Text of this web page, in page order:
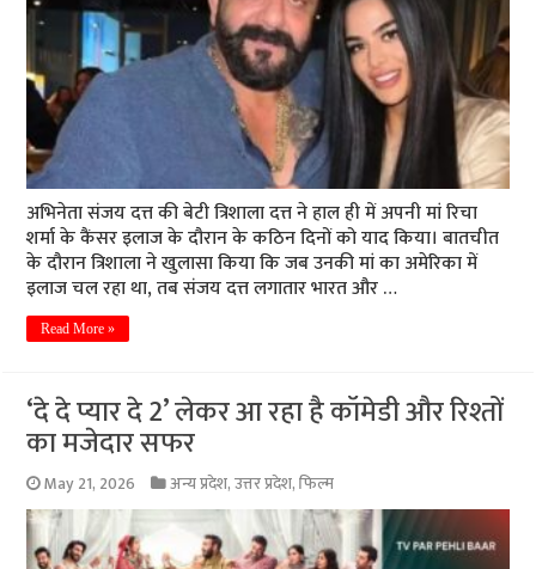
अभिनेता संजय दत्त की बेटी त्रिशाला दत्त ने हाल ही में अपनी मां रिचा
शर्मा के कैंसर इलाज के दौरान के कठिन दिनों को याद किया। बातचीत
के दौरान त्रिशाला ने खुलासा किया कि जब उनकी मां का अमेरिका में
इलाज चल रहा था, तब संजय दत्त लगातार भारत और …
Read More »
‘दे दे प्यार दे 2’ लेकर आ रहा है कॉमेडी और रिश्तों
का मजेदार सफर
May 21, 2026 अन्य प्रदेश,उत्तर प्रदेश,फिल्म